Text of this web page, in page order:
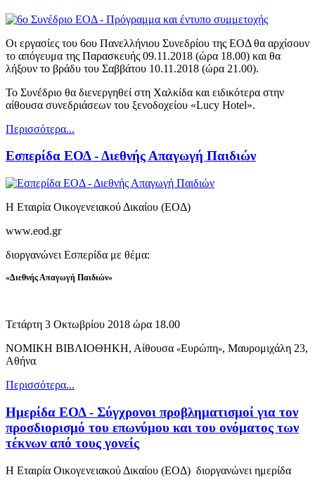
Οι εργασίες του 6ου Πανελλήνιου Συνεδρίου της ΕΟΔ θα αρχίσουν
το απόγευμα της Παρασκευής 09.11.2018 (ώρα 18.00) και θα
λήξουν το βράδυ του Σαββάτου 10.11.2018 (ώρα 21.00).
Το Συνέδριο θα διενεργηθεί στη Χαλκίδα και ειδικότερα στην
αίθουσα συνεδριάσεων του ξενοδοχείου «Lucy Hotel».
Περισσότερα...
Εσπερίδα ΕΟΔ - Διεθνής Απαγωγή Παιδιών
Η Εταιρία Οικογενειακού Δικαίου (ΕΟΔ)
www.eod.gr
διοργανώνει Εσπερίδα με θέμα:
«Διεθνής Απαγωγή Παιδιών»
Τετάρτη 3 Οκτωβρίου 2018 ώρα 18.00
ΝΟΜΙΚΗ ΒΙΒΛΙΟΘΗΚΗ, Αίθουσα «Ευρώπη», Μαυρομιχάλη 23,
Αθήνα
Περισσότερα...
Ημερίδα ΕΟΔ - Σύγχρονοι προβληματισμοί για τον
προσδιορισμό του επωνύμου και του ονόματος των
τέκνων από τους γονείς
Η Εταιρία Οικογενειακού Δικαίου (ΕΟΔ) διοργανώνει ημερίδα